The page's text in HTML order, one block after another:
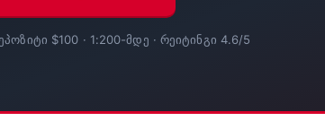
$100 · 1:200-მდე · რეიტინგი 4.6/5